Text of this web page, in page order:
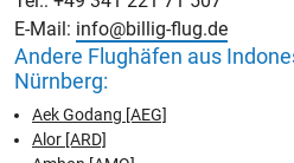
E-Mail: info@billig-flug.de
Andere Flughäfen aus
Nürnberg:
Aek Godang [AEG]
Alor [ARD]